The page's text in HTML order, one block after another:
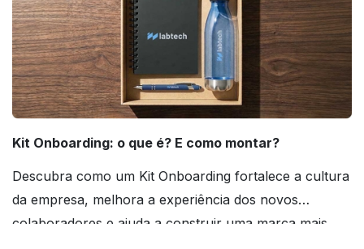
Kit Onboarding: o que é? E como montar?
Descubra como um Kit Onboarding fortalece a cultura
da empresa, melhora a experiência dos novos
colaboradores e ajuda a construir uma marca mais